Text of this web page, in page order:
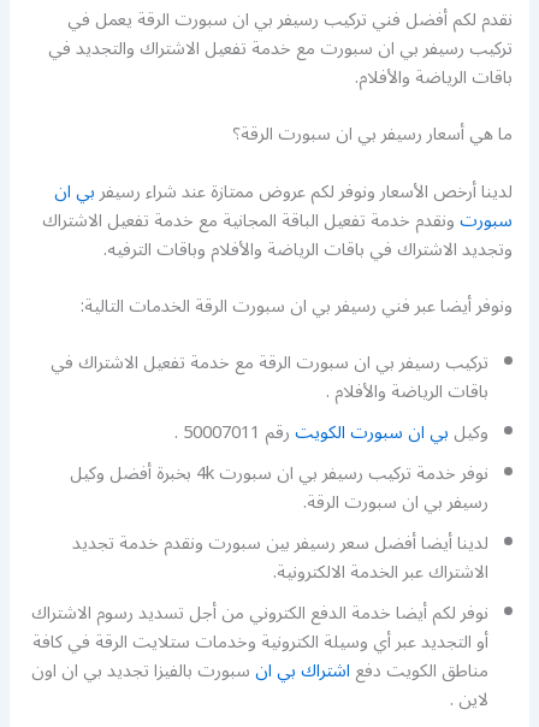
نقدم لكم أفضل فني تركيب رسيفر بي ان سبورت الرقة يعمل في
تركيب رسيفر بي ان سبورت مع خدمة تفعيل الاشتراك والتجديد في
باقات الرياضة والأفلام.
ما هي أسعار رسيفر بي ان سبورت الرقة؟
لدينا أرخص الأسعار ونوفر لكم عروض ممتازة عند شراء رسيفربي ان
سبورتونقدم خدمة تفعيل الباقة المجانية مع خدمة تفعيل الاشتراك
وتجديد الاشتراك في باقات الرياضة والأفلام وباقات الترفيه.
ونوفر أيضا عبر فني رسيفر بي ان سبورت الرقة الخدمات التالية:
تركيب رسيفر بي ان سبورت الرقة مع خدمة تفعيل الاشتراك في
باقات الرياضة والأفلام .
وكيلبي ان سبورت الكويترقم 50007011 .
نوفر خدمة تركيب رسيفر بي ان سبورت 4k بخبرة أفضل وكيل
رسيفر بي ان سبورت الرقة.
لدينا أيضا أفضل سعر رسيفر بين سبورت ونقدم خدمة تجديد
الاشتراك عبر الخدمة الالكترونية.
نوفر لكم أيضا خدمة الدفع الكتروني من أجل تسديد رسوم الاشتراك
أو التجديد عبر أي وسيلة الكترونية وخدمات ستلايت الرقة في كافة
مناطق الكويت دفعاشتراك بي انسبورت بالفيزا تجديد بي ان اون
لاين .